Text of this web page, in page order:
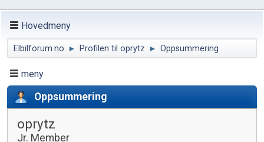
Hovedmeny
Elbilforum.no ► Profilen til oprytz ► Oppsummering
meny
Oppsummering
oprytz
Jr. Member